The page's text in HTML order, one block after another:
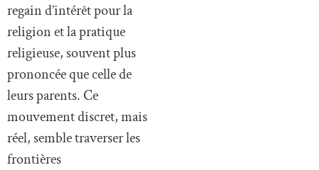
regain d’intérêt pour la
religion et la pratique
religieuse, souvent plus
prononcée que celle de
leurs parents. Ce
mouvement discret, mais
réel, semble traverser les
frontières